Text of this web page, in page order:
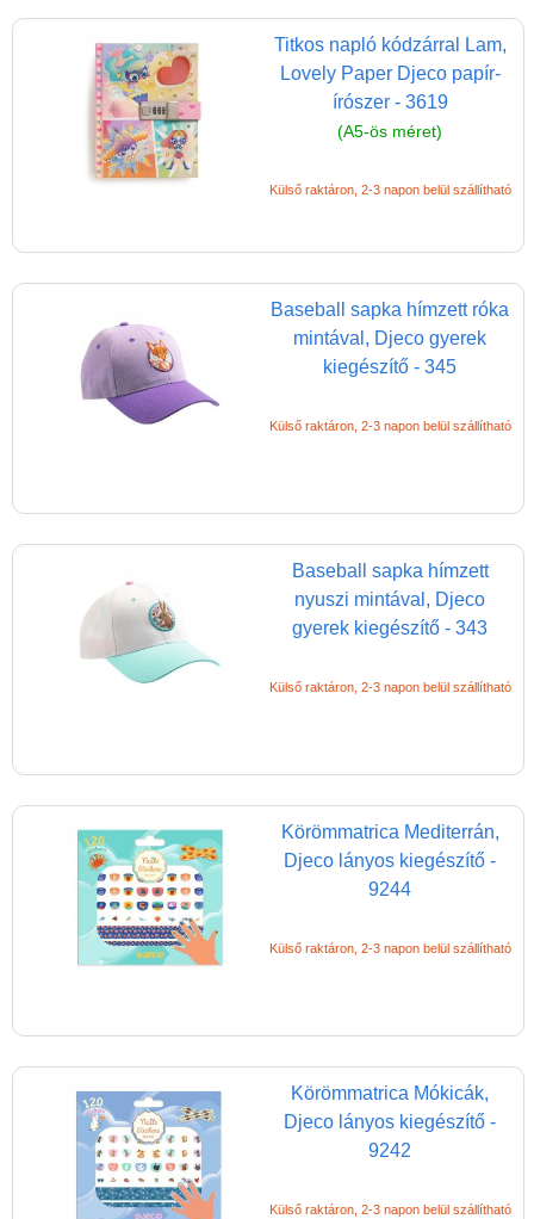
Titkos napló kódzárral Lam,
Lovely Paper Djeco papír-
írószer - 3619
(A5-ös méret)
Külső raktáron, 2-3 napon belül szállítható
Baseball sapka hímzett róka
mintával, Djeco gyerek
kiegészítő - 345
Külső raktáron, 2-3 napon belül szállítható
Baseball sapka hímzett
nyuszi mintával, Djeco
gyerek kiegészítő - 343
Külső raktáron, 2-3 napon belül szállítható
Körömmatrica Mediterrán,
Djeco lányos kiegészítő -
9244
Külső raktáron, 2-3 napon belül szállítható
Körömmatrica Mókicák,
Djeco lányos kiegészítő -
9242
Külső raktáron, 2-3 napon belül szállítható
Szerepjáték
(baba,autó,konyha,épület,..)
Tanulást segítő játék
Tudományos játék
Ügyességi játékok
CSAK NÁLUNK - Egyedi
játékok
Adatkezelés
Szállítási költség 1490 Ft-tól,
kedvezmény
Miért vásárolj nálunk?
Garancia